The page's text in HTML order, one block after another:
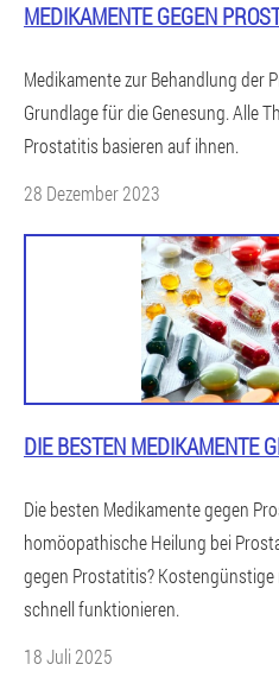
MEDIKAMENTE GEGEN
Medikamente zur Behandlung der
Grundlage für die Genesung. Alle
Prostatitis basieren auf ihnen.
28 Dezember 2023
DIE BESTEN MEDIKAMENTE
Die besten Medikamente gegen
homöopathische Heilung bei
gegen Prostatitis?
schnell funktionieren.
18 Juli 2025